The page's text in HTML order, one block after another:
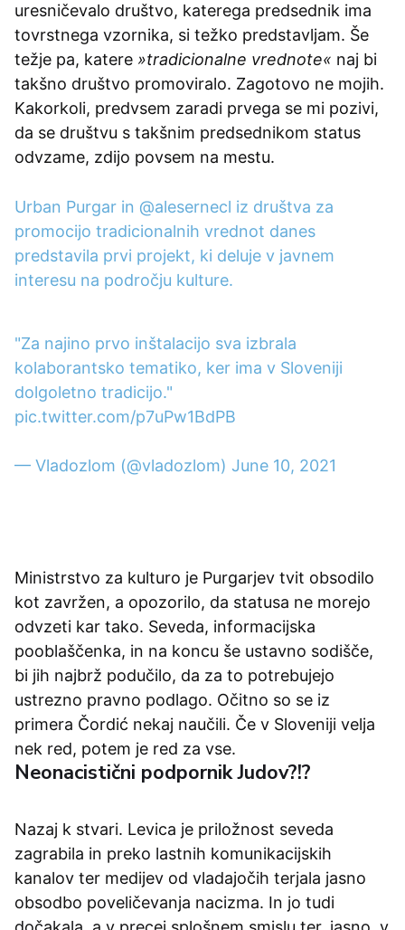
uresničevalo društvo, katerega predsednik ima
tovrstnega vzornika, si težko predstavljam. Še
težje pa, katere »tradicionalne vrednote« naj bi
takšno društvo promoviralo. Zagotovo ne mojih.
Kakorkoli, predvsem zaradi prvega se mi pozivi,
da se društvu s takšnim predsednikom status
odvzame, zdijo povsem na mestu.
Urban Purgar in @alesernecl iz društva za
promocijo tradicionalnih vrednot danes
predstavila prvi projekt, ki deluje v javnem
interesu na področju kulture.
"Za najino prvo inštalacijo sva izbrala
kolaborantsko tematiko, ker ima v Sloveniji
dolgoletno tradicijo."
pic.twitter.com/p7uPw1BdPB
— Vladozlom (@vladozlom) June 10, 2021
Ministrstvo za kulturo je Purgarjev tvit obsodilo
kot zavržen, a opozorilo, da statusa ne morejo
odvzeti kar tako. Seveda, informacijska
pooblaščenka, in na koncu še ustavno sodišče,
bi jih najbrž podučilo, da za to potrebujejo
ustrezno pravno podlago. Očitno so se iz
primera Čordić nekaj naučili. Če v Sloveniji velja
nek red, potem je red za vse.
Neonacistični podpornik Judov?!?
Nazaj k stvari. Levica je priložnost seveda
zagrabila in preko lastnih komunikacijskih
kanalov ter medijev od vladajočih terjala jasno
obsodbo poveličevanja nacizma. In jo tudi